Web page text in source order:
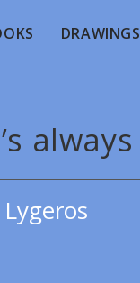
DRAWINGS